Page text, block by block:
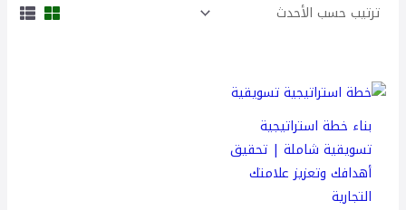
بناء خطة استراتيجية
تسويقية شاملة | تحقيق
أهدافك وتعزيز علامتك
التجارية